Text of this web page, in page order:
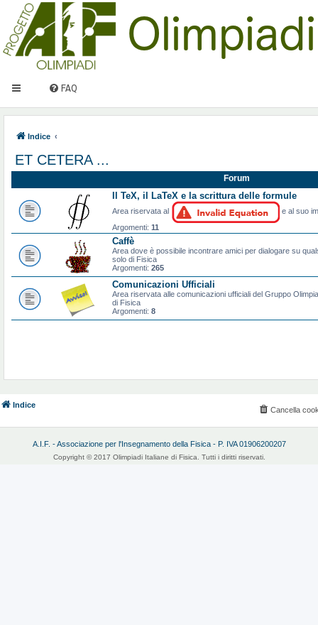
FAQ
Indice
ET CETERA ...
Forum
Il TeX, il LaTeX e la scrittura delle formule
Area riservata al
e al suo
Argomenti: 11
Caffè
Area dove è possibile incontrare amici per dialogare su
solo di Fisica
Argomenti: 265
Comunicazioni Ufficiali
Area riservata alle comunicazioni ufficiali del Gruppo
di Fisica
Argomenti: 8
Indice
Cancella
A.I.F. - Associazione per l'Insegnamento della Fisica - P. IVA 01906200207
Copyright © 2017 Olimpiadi Italiane di Fisica. Tutti i diritti riservati.